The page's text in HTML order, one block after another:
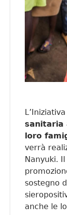
sanitaria
loro
verrà
Nanyuki.
sostegno
anche le